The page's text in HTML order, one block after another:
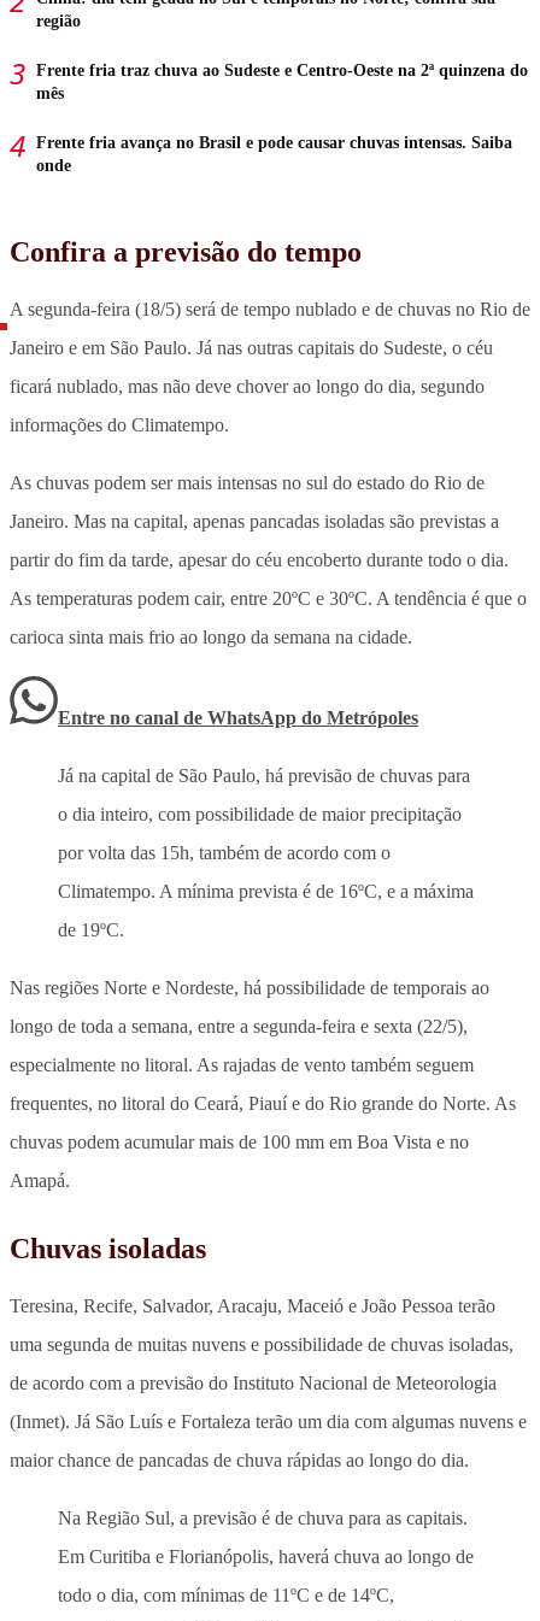
região
Frente fria traz chuva ao Sudeste e Centro-Oeste na 2ª quinzena do
mês
Frente fria avança no Brasil e pode causar chuvas intensas. Saiba
onde
Confira a previsão do tempo
A segunda-feira (18/5) será de tempo nublado e de chuvas no Rio de
Janeiro e em São Paulo. Já nas outras capitais do Sudeste, o céu
ficará nublado, mas não deve chover ao longo do dia, segundo
informações do Climatempo.
As chuvas podem ser mais intensas no sul do estado do Rio de
Janeiro. Mas na capital, apenas pancadas isoladas são previstas a
partir do fim da tarde, apesar do céu encoberto durante todo o dia.
As temperaturas podem cair, entre 20ºC e 30ºC. A tendência é que o
carioca sinta mais frio ao longo da semana na cidade.
Entre no canal de WhatsApp do Metrópoles
Já na capital de São Paulo, há previsão de chuvas para
o dia inteiro, com possibilidade de maior precipitação
por volta das 15h, também de acordo com o
Climatempo. A mínima prevista é de 16ºC, e a máxima
de 19ºC.
Nas regiões Norte e Nordeste, há possibilidade de temporais ao
longo de toda a semana, entre a segunda-feira e sexta (22/5),
especialmente no litoral. As rajadas de vento também seguem
frequentes, no litoral do Ceará, Piauí e do Rio grande do Norte. As
chuvas podem acumular mais de 100 mm em Boa Vista e no
Amapá.
Chuvas isoladas
Teresina, Recife, Salvador, Aracaju, Maceió e João Pessoa terão
uma segunda de muitas nuvens e possibilidade de chuvas isoladas,
de acordo com a previsão do Instituto Nacional de Meteorologia
(Inmet). Já São Luís e Fortaleza terão um dia com algumas nuvens e
maior chance de pancadas de chuva rápidas ao longo do dia.
Na Região Sul, a previsão é de chuva para as capitais.
Em Curitiba e Florianópolis, haverá chuva ao longo de
todo o dia, com mínimas de 11ºC e de 14ºC,